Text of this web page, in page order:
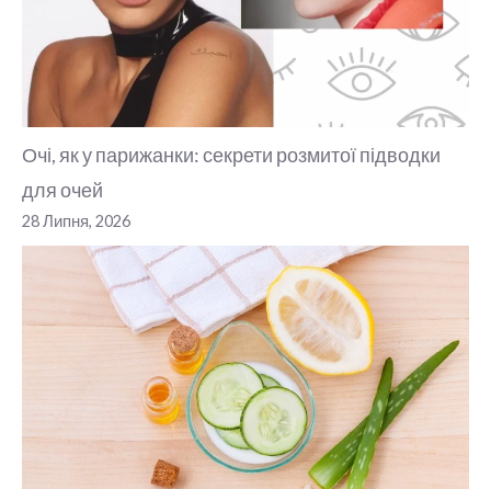
Очі, як у парижанки: секрети розмитої підводки
для очей
28 Липня, 2026